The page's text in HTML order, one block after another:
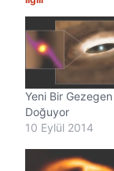
o
r
.
.
Yeni Bir Gezegen
Doğuyor
10 Eylül 2014